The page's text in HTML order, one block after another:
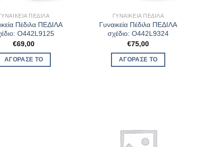
ΠΈΔΙΛΑ
Πέδιλα ΠΕΔΙΛΑ
O442L9125
€69,00
ΑΓΌΡΑΣΈ ΤΟ
ΓΥΝΑΙΚΕΊΑ ΠΈΔΙΛΑ
Γυναικεία Πέδιλα ΠΕΔΙΛΑ
σχέδιο: O442L9324
€75,00
ΑΓΌΡΑΣΈ ΤΟ